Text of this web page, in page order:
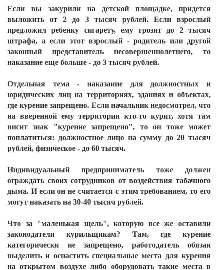
Если вы закурили на детской площадке, придется
выложить от 2 до 3 тысяч рублей. Если взрослый
предложил ребенку сигарету, ему грозит до 2 тысяч
штрафа, а если этот взрослый - родитель или другой
законный представитель несовершеннолетнего, то
наказание еще больше - до 3 тысяч рублей.
Отдельная тема - наказание для должностных и
юридических лиц на территориях, зданиях и объектах,
где курение запрещено. Если начальник недосмотрел, что
на вверенной ему территории кто-то курит, хотя там
висит знак "курение запрещено", то он тоже может
поплатиться: должностное лицо на сумму до 20 тысяч
рублей, физическое - до 60 тысяч.
Индивидуальный предприниматель тоже должен
ограждать своих сотрудников от воздействия табачного
дыма. И если он не считается с этим требованием, то его
могут наказать на 30-40 тысяч рублей.
Что за "маленькая щель", которую все же оставили
законодатели курильщикам? Там, где курение
категорически не запрещено, работодатель обязан
выделить и оснастить специальные места для курения
на открытом воздухе либо оборудовать такие места в